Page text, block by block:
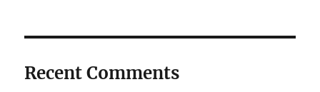
Recent Comments